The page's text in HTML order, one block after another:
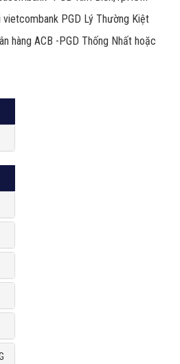
PGD Lý Thường Kiệt
hàng ACB -PGD Thống Nhất hoặc